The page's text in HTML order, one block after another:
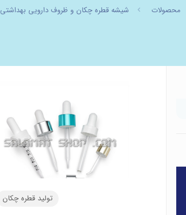
محصولات شیشه قطره چکان و ظروف دارویی بهداشتی
تولید قطره چکان